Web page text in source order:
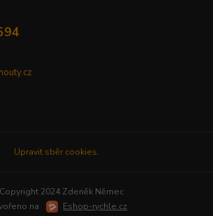
Upravit sběr cookies.
2024 Zdeněk Němec
na
Eshop-rychle.cz